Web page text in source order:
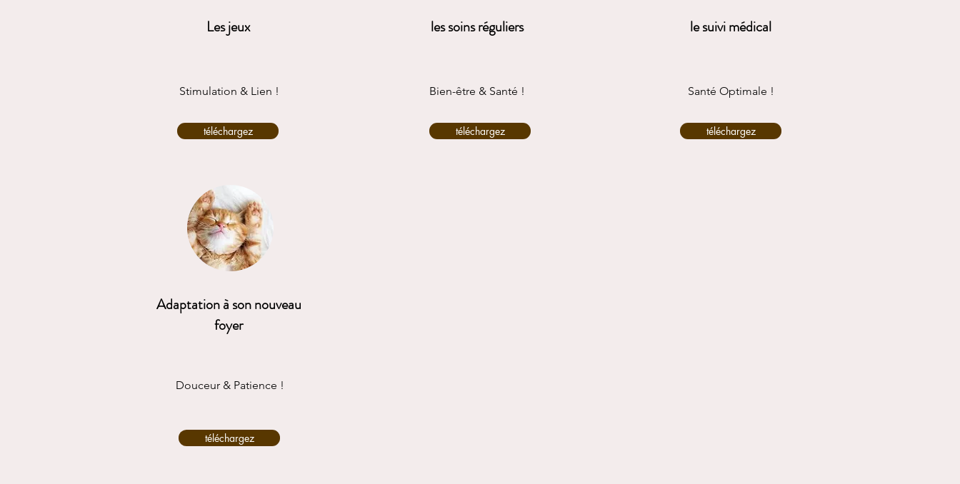
Les jeux
Stimulation & Lien !
téléchargez
les soins réguliers
Bien-être & Santé !
téléchargez
le suivi médical
Santé Optimale !
téléchargez
Adaptation à son nouveau
foyer
Douceur & Patience !
téléchargez